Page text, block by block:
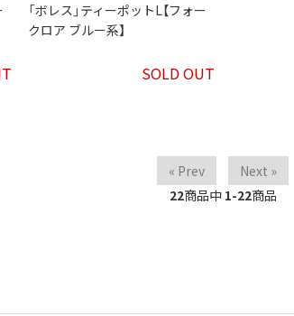
「ボレス」ティーポットL【フォー
クロア ブルー系】
SOLD OUT
« Prev
Next »
22商品中 1-22商品